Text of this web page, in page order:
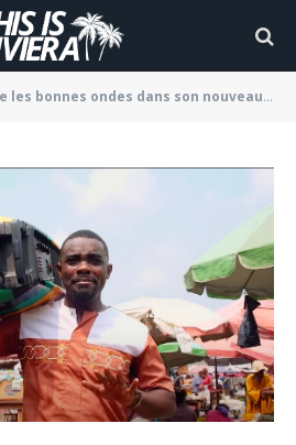
ondes dans son nouveau clip « Je suis content »
»
BLOGGER 11/03/2022